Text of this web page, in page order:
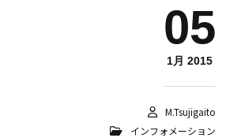
05
1月 2015
M.tsujigaito
インフォメーション